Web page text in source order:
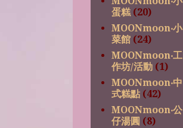
蛋糕 (20)
MOONmoon‧小
菜館 (24)
MOONmoon‧工
作坊/活動 (1)
MOONmoon‧中
式糕點 (42)
MOONmoon‧公
仔湯圓 (8)